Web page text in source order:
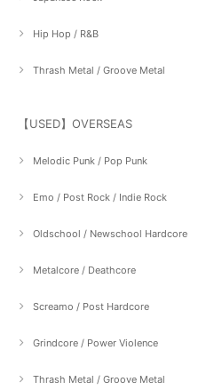
Hip Hop / R&B
Thrash Metal / Groove Metal
【USED】OVERSEAS
Melodic Punk / Pop Punk
Emo / Post Rock / Indie Rock
Oldschool / Newschool Hardcore
Metalcore / Deathcore
Screamo / Post Hardcore
Grindcore / Power Violence
Thrash Metal / Groove Metal